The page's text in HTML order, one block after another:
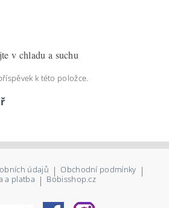
v chladu a suchu
k této položce.
údajů | Obchodní podmínky |
a platba | Bobisshop.cz